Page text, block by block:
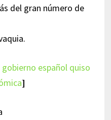
del gran número de
gobierno español quiso
]